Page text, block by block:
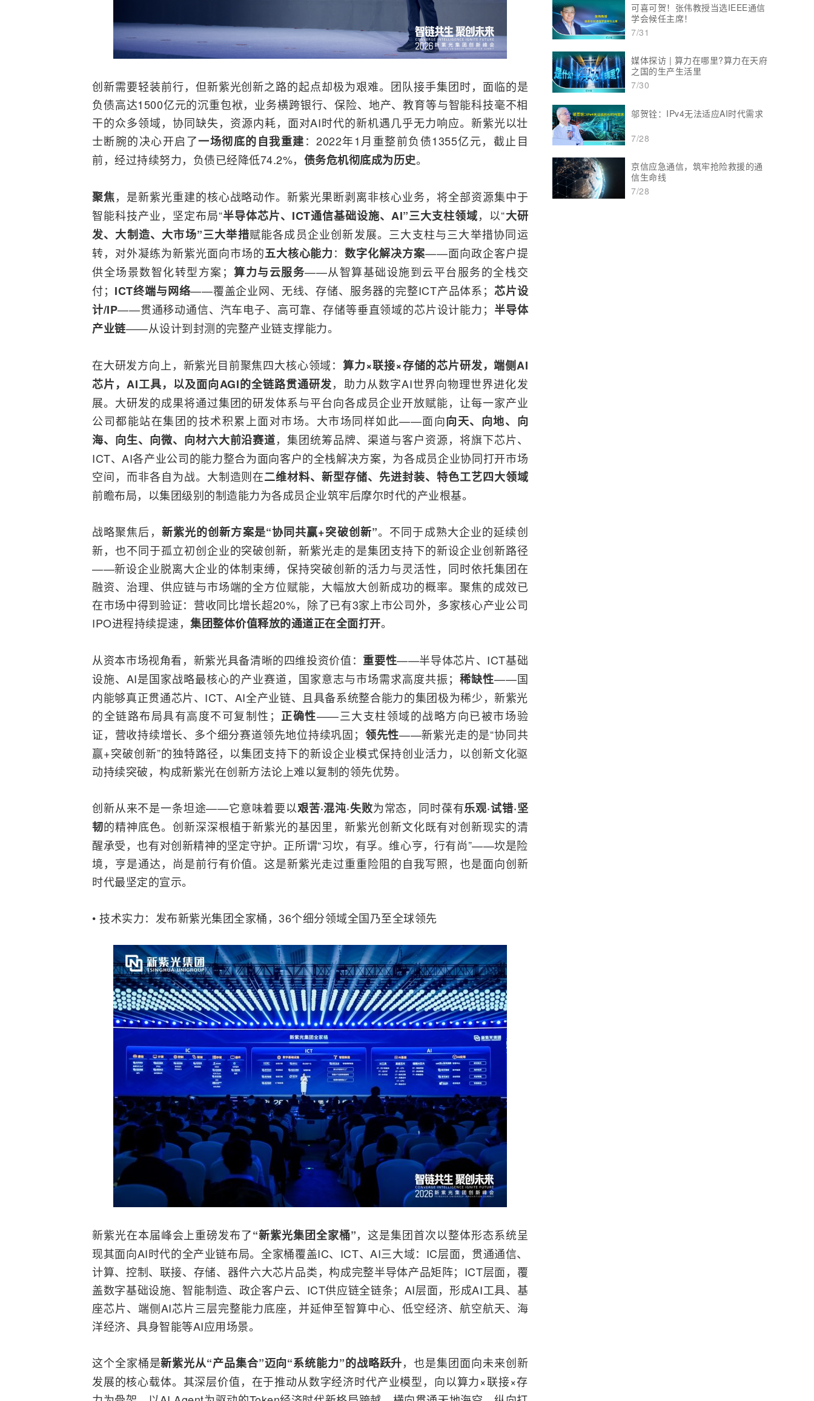
创新需要轻装前行，但新紫光创新之路的起点却极为艰难。团队接手集团时，面临的是
负债高达1500亿元的沉重包袱，业务横跨银行、保险、地产、教育等与智能科技毫不相
干的众多领域，协同缺失，资源内耗，面对AI时代的新机遇几乎无力响应。新紫光以壮
士断腕的决心开启了一场彻底的自我重建：2022年1月重整前负债1355亿元，截止目
前，经过持续努力，负债已经降低74.2%， 债务危机彻底成为历史。
聚焦，是新紫光重建的核心战略动作。新紫光果断剥离非核心业务，将全部资源集中于
智能科技产业，坚定布局“半导体芯片、 ICT通信基础设施、AI”三大支柱领域，以“大研
发、大制造、大市场”三大举措赋能各成员企业创新发展。三大支柱与三大举措协同运
转，对外凝练为新紫光面向市场的五大核心能力：数字化解决方案——面向政企客户提
供全场景数智化转型方案； 算力与云服务——从智算基础设施到云平台服务的全栈交
付； ICT终端与网络——覆盖企业网、无线、存储、 服务器的完整ICT产品体系； 芯片设
计/IP——贯通移动通信、汽车电子、高可靠、存储等垂直领域的芯片设计能力； 半导体
产业链——从设计到封测的完整产业链支撑能力。
在大研发方向上，新紫光目前聚焦四大核心领域： 算力×联接×存储的芯片研发，端侧AI
芯片，AI工具，以及面向AGI的全链路贯通研发，助力从数字AI世界向物理世界进化发
展。大研发的成果将通过集团的研发体系与平台向各成员企业开放赋能，让每一家产业
公司都能站在集团的技术积累上面对市场。大市场同样如此——面向向天、向地、向
海、向生、向微、向材六大前沿赛道，集团统筹品牌、渠道与客户资源，将旗下芯片、
ICT、AI各产业公司的能力整合为面向客户的全栈解决方案，为各成员企业协同打开市场
空间，而非各自为战。大制造则在二维材料、新型存储、先进封装、特色工艺四大领域
前瞻布局，以集团级别的制造能力为各成员企业筑牢后摩尔时代的产业根基。
战略聚焦后， 新紫光的创新方案是“协同共赢+突破创新”。不同于成熟大企业的延续创
新，也不同于孤立初创企业的突破创新，新紫光走的是集团支持下的新设企业创新路径
——新设企业脱离大企业的体制束缚，保持突破创新的活力与灵活性，同时依托集团在
融资、治理、供应链与市场端的全方位赋能，大幅放大创新成功的概率。聚焦的成效已
在市场中得到验证：营收同比增长超20%，除了已有3家上市公司外，多家核心产业公司
IPO进程持续提速， 集团整体价值释放的通道正在全面打开。
从资本市场视角看，新紫光具备清晰的四维投资价值： 重要性——半导体芯片、ICT基础
设施、AI是国家战略最核心的产业赛道，国家意志与市场需求高度共振； 稀缺性——国
内能够真正贯通芯片、ICT、AI全产业链、且具备系统整合能力的集团极为稀少，新紫光
的全链路布局具有高度不可复制性； 正确性——三大支柱领域的战略方向已被市场验
证，营收持续增长、多个细分赛道领先地位持续巩固； 领先性——新紫光走的是“协同共
赢+突破创新”的独特路径，以集团支持下的新设企业模式保持创业活力，以创新文化驱
动持续突破，构成新紫光在创新方法论上难以复制的领先优势。
创新从来不是一条坦途——它意味着要以艰苦·混沌·失败为常态，同时葆有乐观·试错·坚
韧的精神底色。创新深深根植于新紫光的基因里，新紫光创新文化既有对创新现实的清
醒承受，也有对创新精神的坚定守护。正所谓“习坎，有孚。维心亨，行有尚”——坎是险
境，亨是通达，尚是前行有价值。这是新紫光走过重重险阻的自我写照，也是面向创新
时代最坚定的宣示。
• 技术实力：发布新紫光集团全家桶，36个细分领域全国乃至全球领先
新紫光在本届峰会上重磅发布了“新紫光集团全家桶”，这是集团首次以整体形态系统呈
现其面向AI时代的全产业链布局。全家桶覆盖IC、ICT、AI三大域：IC层面，贯通通信、
计算、控制、联接、存储、器件六大芯片品类，构成完整半导体产品矩阵；ICT层面，覆
盖数字基础设施、智能制造、政企客户云、ICT供应链全链条；AI层面，形成AI工具、基
座芯片、端侧AI芯片三层完整能力底座，并延伸至智算中心、 低空经济、航空航天、海
洋经济、 具身智能等AI应用场景。
这个全家桶是新紫光从“产品集合”迈向“系统能力”的战略跃升，也是集团面向未来创新
发展的核心载体。其深层价值，在于推动从数字经济时代产业模型，向以算力×联接×存
可喜可贺！张伟教授当选IEEE通信
学会候任主席！
7/31
媒体探访 | 算力在哪里?算力在天府
之国的生产生活里
7/30
邬贺铨：IPv4无法适应AI时代需求
7/28
京信应急通信，筑牢抢险救援的通
信生命线
7/28